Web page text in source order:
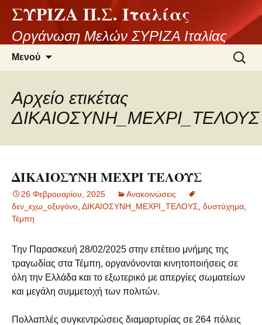
περιεχόμενο
ΣΥΡΙΖΑ Π.Σ. Ιταλίας
Οργάνωση Μελών ΣΥΡΙΖΑ Ιταλίας
Μενού
για:
Αρχείο ετικέτας
ΔΙΚΑΙΟΣΥΝΗ_ΜΕΧΡΙ_ΤΕΛΟΥΣ
ΔΙΚΑΙΟΣΥΝΗ ΜΕΧΡΙ ΤΕΛΟΥΣ
26 Φεβρουαρίου, 2025
Ανακοινώσεις
δεν_εχω_οξυγόνο ΔΙΚΑΙΟΣΥΝΗ_ΜΕΧΡΙ_ΤΕΛΟΥΣ δυστύχημα
Τέμπη
Την Παρασκευή 28/02/2025 στην επέτειο μνήμης της
τραγωδίας στα Τέμπη, οργανόνονται κινητοποιήσεις σε
όλη την Ελλάδα και το εξωτερικό με απεργίες σωματείων
και μεγάλη συμμετοχή των πολιτών.
Πολλαπλές συγκεντρώσεις διαμαρτυρίας σε 264 πόλεις